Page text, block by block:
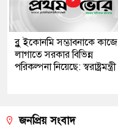
ব্লু ইকোনমি সম্ভাবনাকে কাজে
লাগাতে সরকার বিভিন্ন
পরিকল্পনা নিয়েছে: স্বরাষ্ট্রমন্ত্রী
জনপ্রিয় সংবাদ